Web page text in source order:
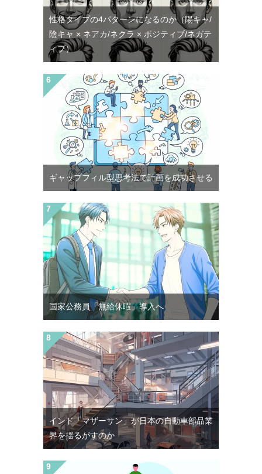
性格タイプの4パターンになるのか（陽キャ/
陰キャ × ネアカ/ネクラ × ポジティブ/ネガテ
ィブ）
ギャップフィル型思考法で計画を成功させる
国家公務員「無給休暇」導入へ
インド「マザーサン」が日本の自動車部品業
界を揺るがすのか